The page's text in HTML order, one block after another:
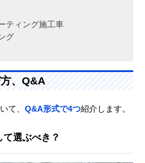
ティング施工車
グ
、Q&A
て、 Q&A形式で4つ紹介します。
選ぶべき？